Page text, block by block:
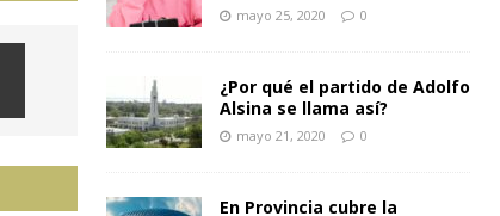
mayo 25, 2020 0
¿Por qué el partido de Adolfo
Alsina se llama así?
mayo 21, 2020 0
En Provincia cubre la